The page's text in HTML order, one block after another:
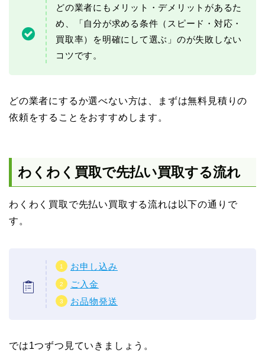
どの業者にもメリット・デメリットがあるた
め、「自分が求める条件（スピード・対応・
買取率）を明確にして選ぶ」のが失敗しない
コツです。
どの業者にするか選べない方は、まずは無料見積りの
依頼をすることをおすすめします。
わくわく買取で先払い買取する流れ
わくわく買取で先払い買取する流れは以下の通りで
す。
お申し込み
ご入金
お品物発送
では1つずつ見ていきましょう。